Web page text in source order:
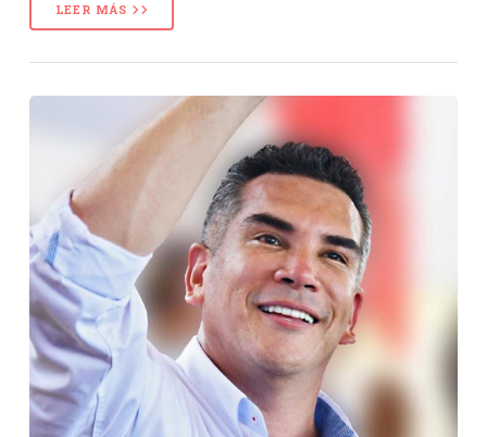
LEER MÁS